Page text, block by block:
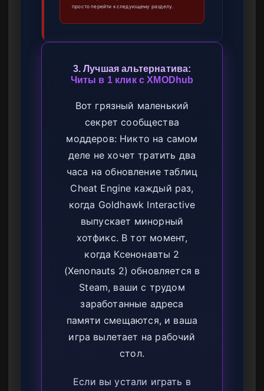
просто перейти к следующему разделу.
3. Лучшая альтернатива:
Читы в 1 клик с XMODhub
Вот грязный маленький
секрет сообщества
моддеров: Никто на самом
деле не хочет тратить два
часа на обновление таблиц
Cheat Engine каждый раз,
когда Goldhawk Interactive
выпускает минорный
хотфикс. В тот момент,
когда Ксенонавты 2
(Xenonauts 2) обновляется в
Steam, ваши с трудом
заработанные адреса
памяти смещаются, и ваша
игра вылетает на рабочий
стол.
Если вы устали играть в